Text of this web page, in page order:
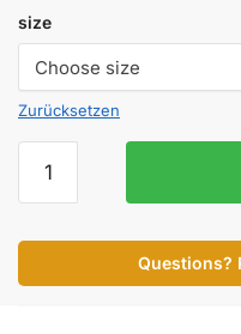
size
Zurücksetzen
OLIV
Questions?